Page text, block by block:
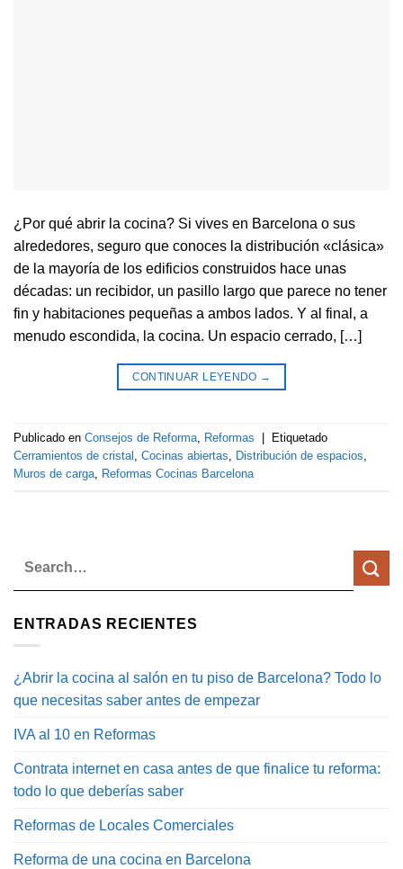
¿Por qué abrir la cocina? Si vives en Barcelona o sus
alrededores, seguro que conoces la distribución «clásica»
de la mayoría de los edificios construidos hace unas
décadas: un recibidor, un pasillo largo que parece no tener
fin y habitaciones pequeñas a ambos lados. Y al final, a
menudo escondida, la cocina. Un espacio cerrado, […]
CONTINUAR LEYENDO →
Publicado en Consejos de Reforma Reformas
Etiquetado
Cerramientos de cristal
Cocinas abiertas Distribución de espacios
Muros de carga
Reformas Cocinas Barcelona
ENTRADAS RECIENTES
¿Abrir la cocina al salón en tu piso de Barcelona? Todo lo
que necesitas saber antes de empezar
IVA al 10 en Reformas
Contrata internet en casa antes de que finalice tu reforma:
todo lo que deberías saber
Reformas de Locales Comerciales
Reforma de una cocina en Barcelona